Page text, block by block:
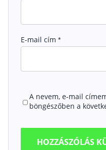
E-mail cím *
A nevem, e-mail
böngészőben a